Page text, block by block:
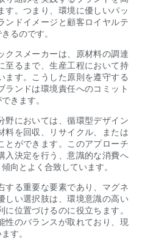
す。つまり、環境に優しいパッ
ンドイメージと顧客ロイヤルテ
るのです。
クスメーカーは、原材料の調達
至るまで、生産工程において持
ます。こうした原則を遵守する
ランドは環境責任へのコミット
きます。
野においては、循環型デザイン
料を回収、リサイクル、または
とができます。このアプローチ
入決定を行う、意識的な消費へ
向とよく合致しています。
する重要な要素であり、マグネ
しい選択肢は、環境意識の高い
位置づけるのに役立ちます。
性のバランスが取れており、現
す。